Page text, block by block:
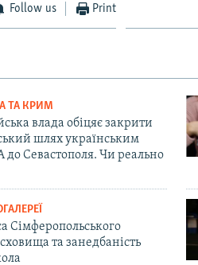
Follow us Print
ТА КРИМ
влада обіцяє закрити
шлях українським
до Севастополя. Чи реально
Сімферопольського
та занедбаність